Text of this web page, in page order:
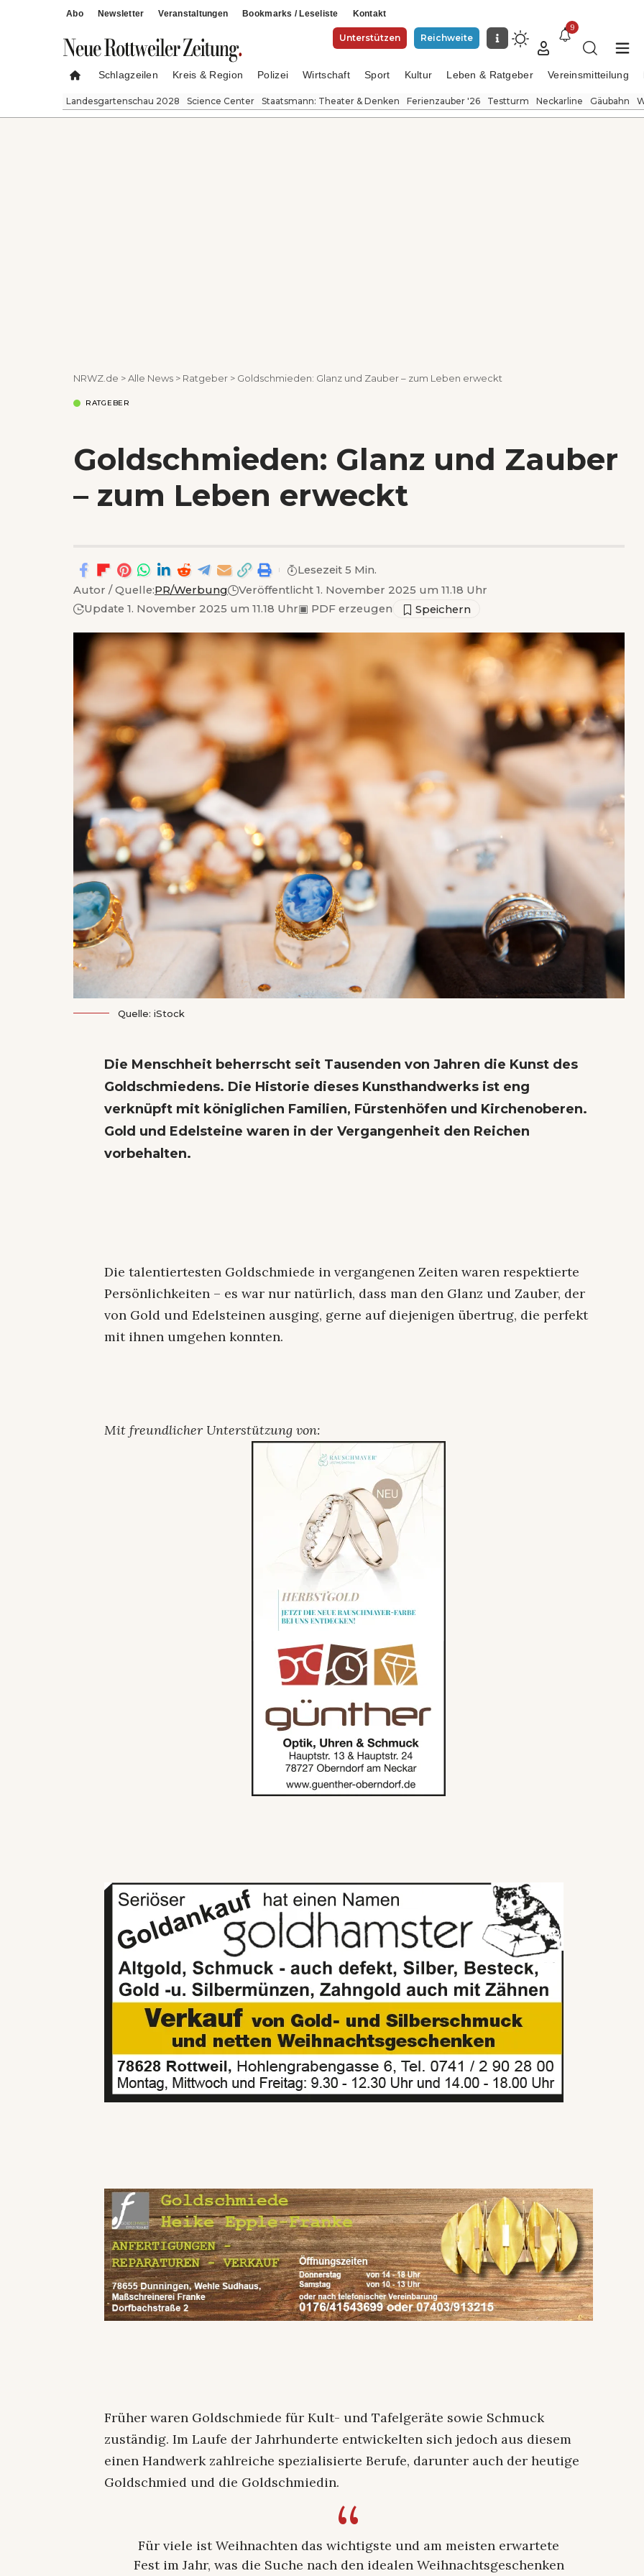
Abo Newsletter Veranstaltungen Bookmarks / Leseliste Kontakt
Unterstützen Reichweite
9
Schlagzeilen Kreis & Region Polizei Wirtschaft Sport Kultur Leben & Ratgeber Vereinsmitteilung
Landesgartenschau 2028 Science Center Staatsmann: Theater & Denken Ferienzauber '26 Testturm Neckarline Gäubahn
NRWZ.de >Alle News > Ratgeber > Goldschmieden: Glanz und Zauber – zum Leben erweckt
RATGEBER
Goldschmieden: Glanz und Zauber
– zum Leben erweckt
Autor / Quelle:PR/Werbung
Veröffentlicht 1. November 2025 um 11.18 Uhr
Update 1. November 2025 um 11.18 Uhr▣ PDF erzeugen
Lesezeit 5 Min.
Quelle: iStock
Die Menschheit beherrscht seit Tausenden von Jahren die Kunst des
Goldschmiedens. Die Historie dieses Kunsthandwerks ist eng
verknüpft mit königlichen Familien, Fürstenhöfen und Kirchenoberen.
Gold und Edelsteine waren in der Vergangenheit den Reichen
vorbehalten.
Die talentiertesten Goldschmiede in vergangenen Zeiten waren respektierte
Persönlichkeiten – es war nur natürlich, dass man den Glanz und Zauber, der
von Gold und Edelsteinen ausging, gerne auf diejenigen übertrug, die perfekt
mit ihnen umgehen konnten.
Mit freundlicher Unterstützung von:
Früher waren Goldschmiede für Kult- und Tafelgeräte sowie Schmuck
zuständig. Im Laufe der Jahrhunderte entwickelten sich jedoch aus diesem
einen Handwerk zahlreiche spezialisierte Berufe, darunter auch der heutige
Goldschmied und die Goldschmiedin.
Für viele ist Weihnachten das wichtigste und am meisten erwartete
Fest im Jahr, was die Suche nach den idealen Weihnachtsgeschenken